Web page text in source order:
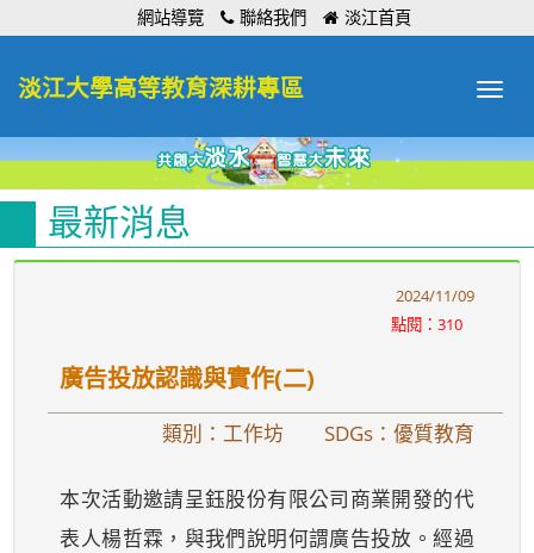
網站導覽 聯絡我們 淡江首頁
Toggle
淡江大學高等教育深耕專區
最新消息
2024/11/09
點閱：310
廣告投放認識與實作(二)
類別：工作坊 SDGs：優質教育
本次活動邀請呈鈺股份有限公司商業開發的代
表人楊哲霖，與我們說明何謂廣告投放。經過